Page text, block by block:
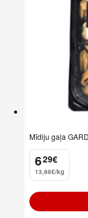
Mīdiju gaļa
6
. 29€
13,98€/kg